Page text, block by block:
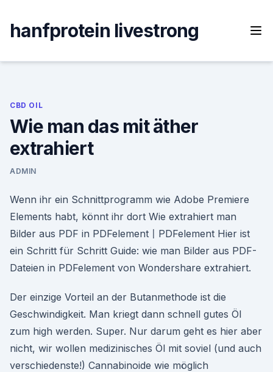
content
hanfprotein livestrong
CBD OIL
Wie man das mit äther
extrahiert
ADMIN
Wenn ihr ein Schnittprogramm wie Adobe Premiere
Elements habt, könnt ihr dort Wie extrahiert man
Bilder aus PDF in PDFelement〡PDFelement Hier ist
ein Schritt für Schritt Guide: wie man Bilder aus PDF-
Dateien in PDFelement von Wondershare extrahiert.
Der einzige Vorteil an der Butanmethode ist die
Geschwindigkeit. Man kriegt dann schnell gutes Öl
zum high werden. Super. Nur darum geht es hier aber
nicht, wir wollen medizinisches Öl mit soviel (und auch
verschiedenste!) Cannabinoide wie möglich